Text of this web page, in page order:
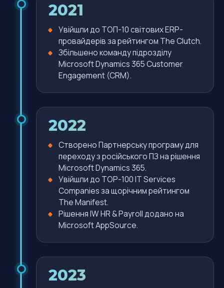
2021
Увійшли до ТОП-10 світових ERP-
провайдерів за рейтингом The Clutch.
Збільшено команду підрозділу
Microsoft Dynamics 365 Customer
Engagement (CRM).
2022
Створено Партнерську програму для
переходу з російського ПЗ на рішення
Microsoft Dynamics 365.
Увійшли до TOP-100 IT Services
Companies за щорічним рейтингом
The Manifest.
Рішення IW HR & Payroll додано на
Microsoft AppSource.
2023